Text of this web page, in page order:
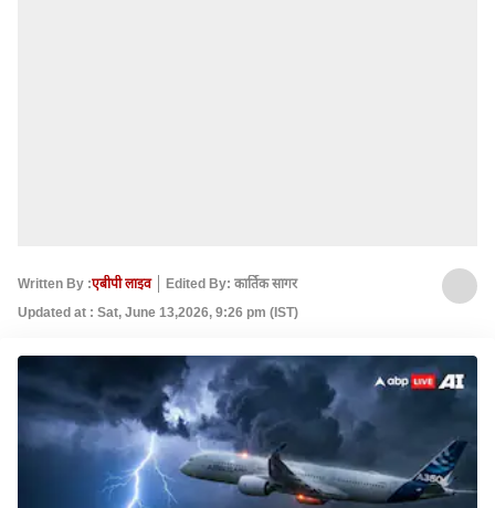
Written By :एबीपी लाइव
Edited By: कार्तिक सागर
Updated at : Sat, June 13,2026, 9:26 pm (IST)